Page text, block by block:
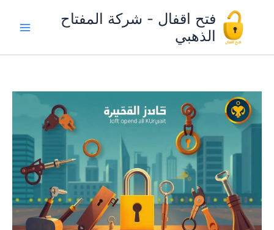
المحتوى
فتح اقفال - شركة المفتاح
الذهبي